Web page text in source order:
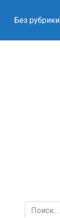
Без рубрики
Search